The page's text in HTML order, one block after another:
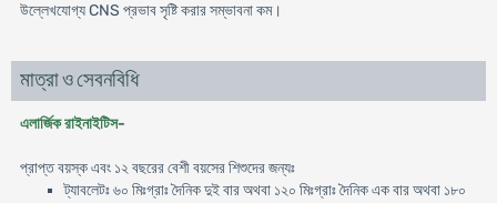
উল্লেখযোগ্য CNS প্রভাব সৃষ্টি করার সম্ভাবনা কম।
মাত্রা ও সেবনবিধি
এলার্জিক রাইনাইটিস-
প্রাপ্ত বয়স্ক এবং ১২ বছরের বেশী বয়সের শিশুদের জন্যঃ
ট্যাবলেটঃ ৬০ মিঃগ্রাঃ দৈনিক দুই বার অথবা ১২০ মিঃগ্রাঃ দৈনিক এক বার অথবা ১৮০